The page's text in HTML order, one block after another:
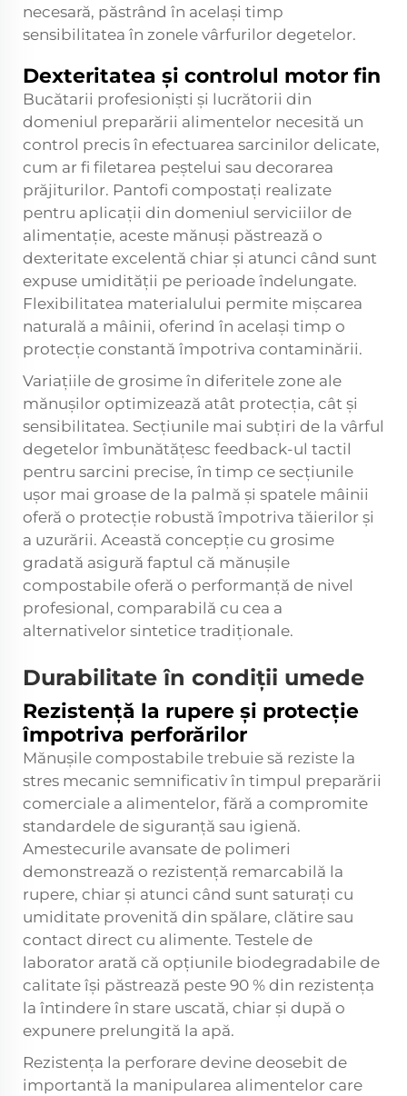
necesară, păstrând în același timp
sensibilitatea în zonele vârfurilor degetelor.
Dexteritatea și controlul motor fin
Bucătarii profesioniști și lucrătorii din
domeniul preparării alimentelor necesită un
control precis în efectuarea sarcinilor delicate,
cum ar fi filetarea peștelui sau decorarea
prăjiturilor. Pantofi compostați realizate
pentru aplicații din domeniul serviciilor de
alimentație, aceste mănuși păstrează o
dexteritate excelentă chiar și atunci când sunt
expuse umidității pe perioade îndelungate.
Flexibilitatea materialului permite mișcarea
naturală a mâinii, oferind în același timp o
protecție constantă împotriva contaminării.
Variațiile de grosime în diferitele zone ale
mănușilor optimizează atât protecția, cât și
sensibilitatea. Secțiunile mai subțiri de la vârful
degetelor îmbunătățesc feedback-ul tactil
pentru sarcini precise, în timp ce secțiunile
ușor mai groase de la palmă și spatele mâinii
oferă o protecție robustă împotriva tăierilor și
a uzurării. Această concepție cu grosime
gradată asigură faptul că mănușile
compostabile oferă o performanță de nivel
profesional, comparabilă cu cea a
alternativelor sintetice tradiționale.
Durabilitate în condiții umede
Rezistență la rupere și protecție
împotriva perforărilor
Mănușile compostabile trebuie să reziste la
stres mecanic semnificativ în timpul preparării
comerciale a alimentelor, fără a compromite
standardele de siguranță sau igienă.
Amestecurile avansate de polimeri
demonstrează o rezistență remarcabilă la
rupere, chiar și atunci când sunt saturați cu
umiditate provenită din spălare, clătire sau
contact direct cu alimente. Testele de
laborator arată că opțiunile biodegradabile de
calitate își păstrează peste 90 % din rezistența
la întindere în stare uscată, chiar și după o
expunere prelungită la apă.
Rezistența la perforare devine deosebit de
importantă la manipularea alimentelor care